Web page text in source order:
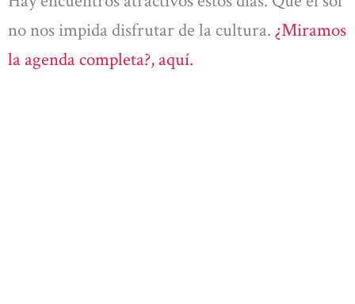
no nos impida disfrutar de la cultura. ¿Miramos
la agenda completa?, aquí.